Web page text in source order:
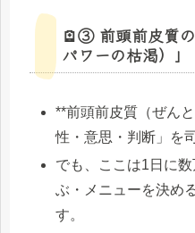
🪫③ 前頭前皮質
パワーの枯渇）」
**前頭前皮質（ぜん
性・意思・判断」を
でも、ここは1日に
ぶ・メニューを決め
す。